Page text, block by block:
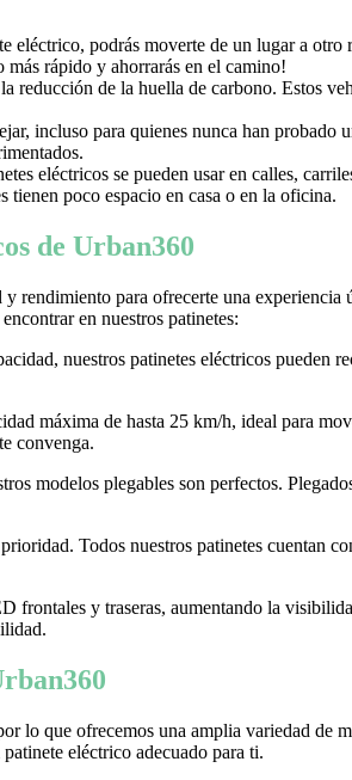
eléctrico, podrás moverte de un lugar a
más rápido y ahorrarás en el camino!
de la huella de carbono. Estos
incluso para quienes nunca han
eléctricos se pueden usar en calles,
tienen poco espacio en casa o en la oficina.
de Urban360
para ofrecerte una
en nuestros patinetes:
nuestros patinetes eléctricos
máxima de hasta 25 km/h, ideal para
convenga.
modelos plegables son perfectos.
Todos nuestros patinetes cuentan
frontales y traseras, aumentando la
lo que ofrecemos una amplia variedad de
eléctrico adecuado para ti.